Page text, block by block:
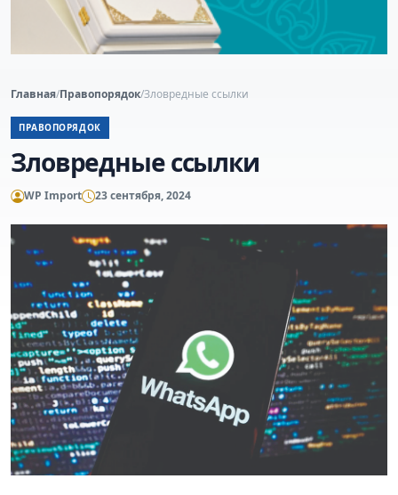
Главная/Правопорядок/Зловредные ссылки
ПРАВОПОРЯДОК
Зловредные ссылки
WP Import 23 сентября, 2024